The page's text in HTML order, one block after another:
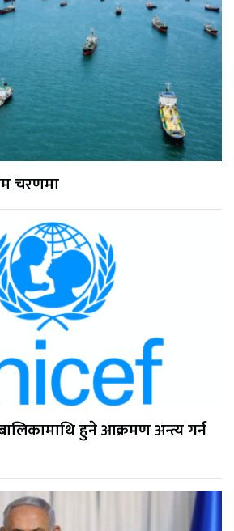
चरणमा
हुने आक्रमण अन्त्य गर्न